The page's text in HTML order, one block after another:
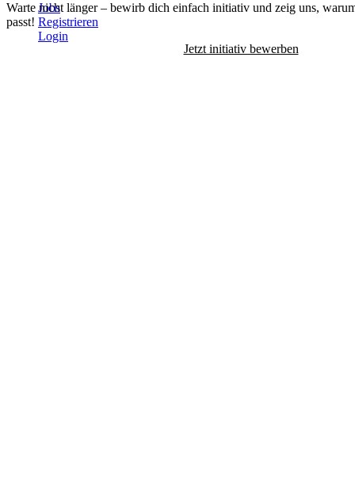
Jobs
Registrieren
Login
Warte nicht länger – bewirb dich einfach initiativ und zeig uns,
passt!
Jetzt initiativ bewerben